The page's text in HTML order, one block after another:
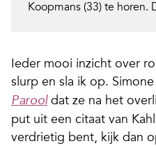
Koopmans (33) te horen.
Ieder mooi inzicht over
slurp en sla ik op.
Parooldat ze na het
put uit een citaat van
verdrietig bent, kijk dan